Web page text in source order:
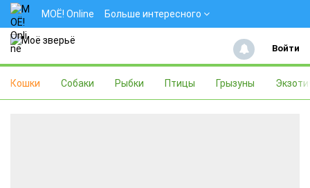
МОЁ! Online Больше интересного
Войти
Кошки Собаки Рыбки Птицы Грызуны